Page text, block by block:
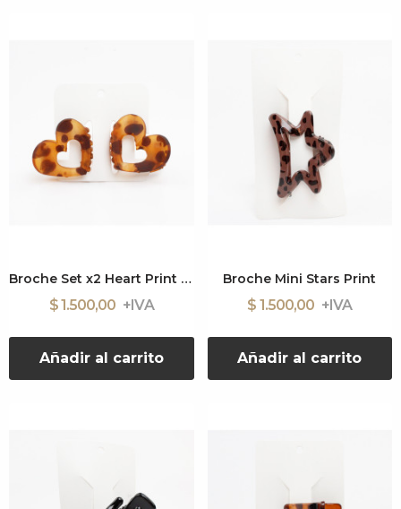
Broche Set x2 Heart Print Mate
$ 1.500,00
Añadir al carrito
Broche Mini Stars Print
$ 1.500,00
Añadir al carrito